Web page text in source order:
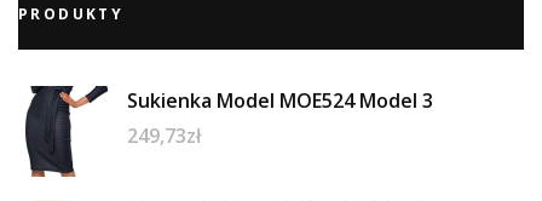
PRODUKTY
Sukienka Model MOE524 Model 3
249,73zł